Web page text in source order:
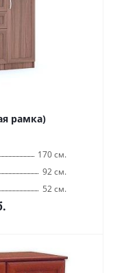
рамка)
170 см.
92 см.
52 см.